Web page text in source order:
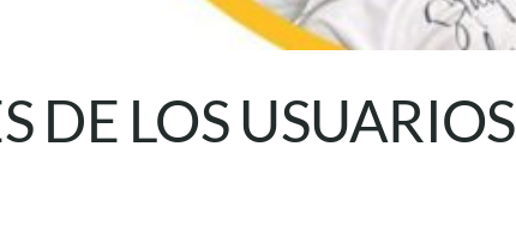
DE LOS USUARIOS